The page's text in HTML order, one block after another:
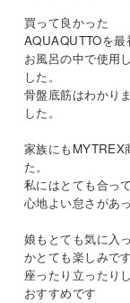
買って良かった
AQUAQUTTOを最
お風呂の中で使用
した。
骨盤底筋はわかり
した。
家族にもMYTREX
た。
私にはとても合っ
心地よい怠さがあ
娘もとても気に入
かとても楽しみです
座ったり立ったり
おすすめです